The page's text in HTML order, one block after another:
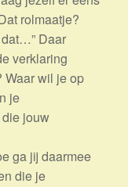
rolmaatje?
Daar
verklaring
Waar wil je op
je
jouw
ga jij daarmee
die je